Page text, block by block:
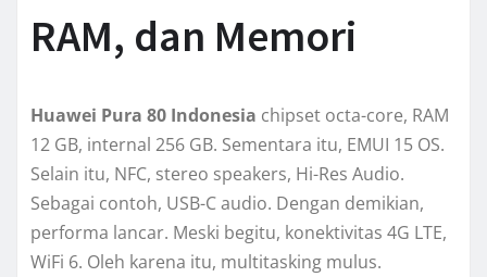
RAM, dan Memori
Huawei Pura 80 Indonesia chipset octa-core, RAM
12 GB, internal 256 GB. Sementara itu, EMUI 15 OS.
Selain itu, NFC, stereo speakers, Hi-Res Audio.
Sebagai contoh, USB-C audio. Dengan demikian,
performa lancar. Meski begitu, konektivitas 4G LTE,
WiFi 6. Oleh karena itu, multitasking mulus.